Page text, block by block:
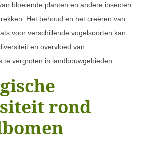
bloeiende planten en andere insecten
Het behoud en het creëren van
voor verschillende vogelsoorten kan
en overvloed van
te vergroten in landbouwgebieden.
rond